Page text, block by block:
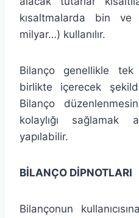
kısaltmalarda bin
milyar…) kullanılır.
Bilanço genellikle
birlikte içerecek
Bilanço
kolaylığı sağlamak
yapılabilir.
BİLANÇO DİPNOTLARI
Bilançonun